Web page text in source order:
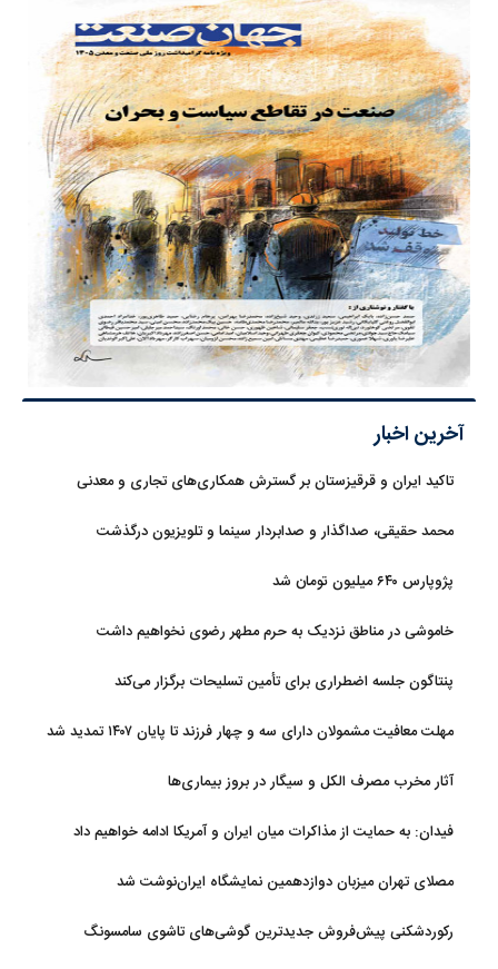
آخرین اخبار
تاکید ایران و قرقیزستان بر گسترش همکاری‌های تجاری و معدنی
محمد حقیقی، صداگذار و صدابردار سینما و تلویزیون درگذشت
پژوپارس ۶۴۰ میلیون تومان شد
خاموشی در مناطق نزدیک به حرم مطهر رضوی نخواهیم داشت
پنتاگون جلسه اضطراری برای تأمین تسلیحات برگزار می‌کند
مهلت معافیت مشمولان دارای سه و چهار فرزند تا پایان ۱۴۰۷ تمدید شد
آثار مخرب مصرف الکل و سیگار در بروز بیماری‌ها
فیدان: به حمایت از مذاکرات میان ایران و آمریکا ادامه خواهیم داد
مصلای تهران میزبان دوازدهمین نمایشگاه ایران‌نوشت شد
رکوردشکنی پیش‌فروش جدیدترین گوشی‌های تاشوی سامسونگ